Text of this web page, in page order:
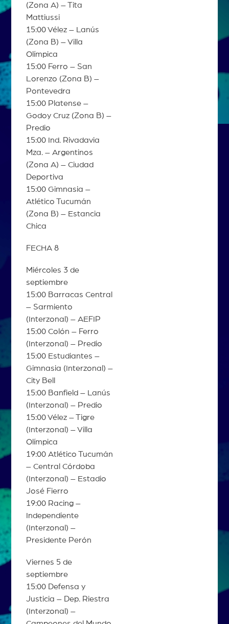
(Zona A) – Tita
Mattiussi
15:00 Vélez – Lanús
(Zona B) – Villa
Olímpica
15:00 Ferro – San
Lorenzo (Zona B) –
Pontevedra
15:00 Platense –
Godoy Cruz (Zona B) –
Predio
15:00 Ind. Rivadavia
Mza. – Argentinos
(Zona A) – Ciudad
Deportiva
15:00 Gimnasia –
Atlético Tucumán
(Zona B) – Estancia
Chica
FECHA 8
Miércoles 3 de
septiembre
15:00 Barracas Central
– Sarmiento
(Interzonal) – AEFIP
15:00 Colón – Ferro
(Interzonal) – Predio
15:00 Estudiantes –
Gimnasia (Interzonal) –
City Bell
15:00 Banfield – Lanús
(Interzonal) – Predio
15:00 Vélez – Tigre
(Interzonal) – Villa
Olímpica
19:00 Atlético Tucumán
– Central Córdoba
(Interzonal) – Estadio
José Fierro
19:00 Racing –
Independiente
(Interzonal) –
Presidente Perón
Viernes 5 de
septiembre
15:00 Defensa y
Justicia – Dep. Riestra
(Interzonal) –